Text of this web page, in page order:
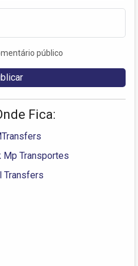
público
Fica:
Mp Transportes
Transfers